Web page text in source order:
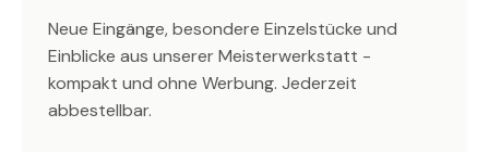
Neue Eingänge, besondere Einzelstücke und
Einblicke aus unserer Meisterwerkstatt -
kompakt und ohne Werbung. Jederzeit
abbestellbar.